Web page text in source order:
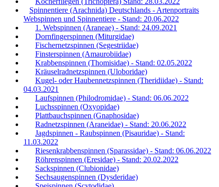
Spinnentiere (Arachnida) Deutschlands - Artenportraits
Webspinnen und Spinnentiere - Stand: 20.06.2022
1. Webspinnen (Araneae) - Stand: 24.09.2021
Dornfingerspinnen (Miturgidae)
Fischernetzspinnen (Segestriidae)
Finsterspinnen (Amaurobiidae)
Krabbenspinnen (Thomisidae) - Stand: 02.05.2022
Kräuselradnetzspinnen (Uloboridae)
Kugel- oder Haubennetzspinnen (Theridiidae) - Stand:
04.03.2021
Laufspinnen (Philodromidae) - Stand: 06.06.2022
Luchsspinnen (Oxyopidae)
Plattbauchspinnen (Gnaphosidae)
Radnetzspinnen (Araneidae) - Stand: 20.06.2022
Jagdspinnen - Raubspinnen (Pisauridae) - Stand:
11.03.2022
Riesenkrabbenspinnen (Sparassidae) - Stand: 06.06.2022
Röhrenspinnen (Eresidae) - Stand: 20.02.2022
Sackspinnen (Clubionidae)
Sechsaugenspinnen (Dysderidae)